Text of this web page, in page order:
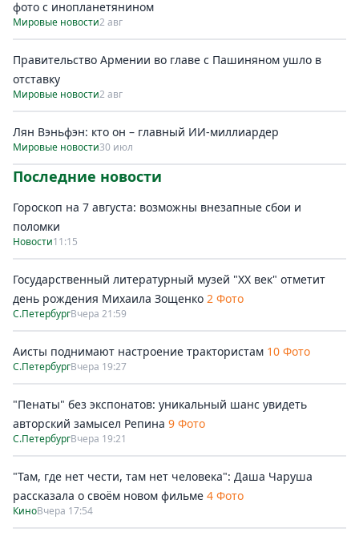
фото с инопланетянином
Мировые новости2 авг
Правительство Армении во главе с Пашиняном ушло в
отставку
Мировые новости2 авг
Лян Вэньфэн: кто он – главный ИИ-миллиардер
Мировые новости30 июл
Последние новости
Гороскоп на 7 августа: возможны внезапные сбои и
поломки
Новости11:15
Государственный литературный музей "ХХ век" отметит
день рождения Михаила Зощенко 2 Фото
С.ПетербургВчера 21:59
Аисты поднимают настроение трактористам 10 Фото
С.ПетербургВчера 19:27
"Пенаты" без экспонатов: уникальный шанс увидеть
авторский замысел Репина 9 Фото
С.ПетербургВчера 19:21
"Там, где нет чести, там нет человека": Даша Чаруша
рассказала о своём новом фильме 4 Фото
КиноВчера 17:54